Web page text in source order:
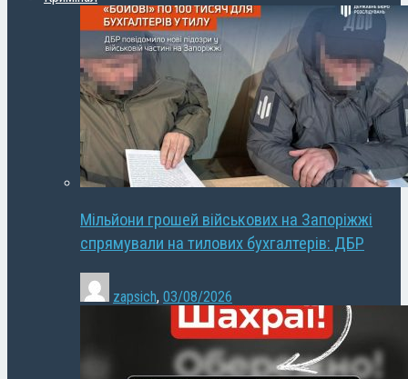
Мільйони грошей військових на Запоріжжі
спрямували на тилових бухгалтерів: ДБР
zapsich, 03/08/2026